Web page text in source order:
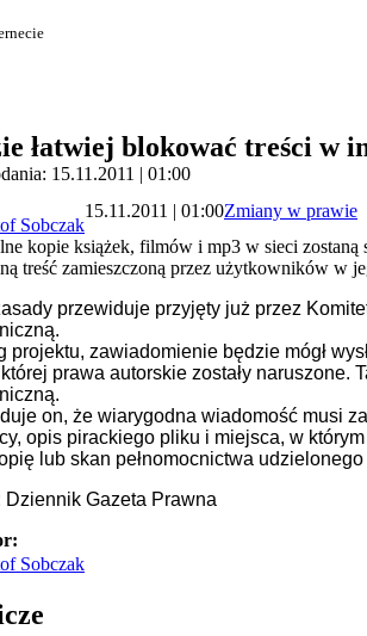
łatwiej blokować treści w
15.11.2011 | 01:00
Sobczak
15.11.2011 | 01:00Zmiany w prawie
kopie książek, filmów i mp3 w sieci zostaną
treść zamieszczoną przez użytkowników w
przewiduje przyjęty już przez
projektu, zawiadomienie będzie mógł
prawa autorskie zostały
on, że wiarygodna wiadomość musi
opis pirackiego pliku i miejsca, w
lub skan pełnomocnictwa
Dziennik Gazeta Prawna
Sobczak